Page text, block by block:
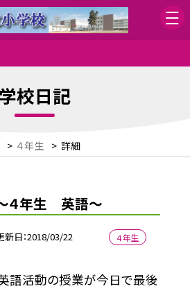
学校日記
> ４年生 > 詳細
４年生 英語〜
新日 2018/03/22 ４年生
語活動の授業が今日で最後